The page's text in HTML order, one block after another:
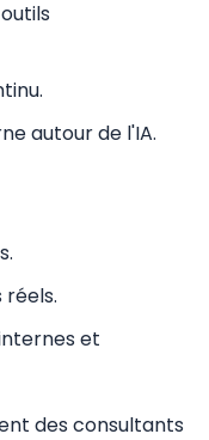
autour de l'IA.
et
des consultants